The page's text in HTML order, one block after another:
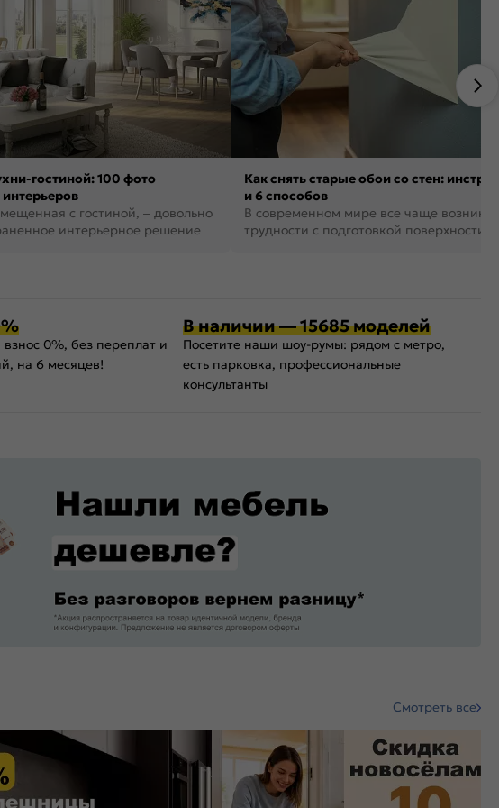
гостиной: 100 фото
с гостиной, – довольно
интерьерное решение в
Как снять старые обои со стен:
и 6 способов
В современном мире все чаще
трудности с подготовкой поверхности
0%, без переплат и
на 6 месяцев!
В наличии — 15685 моделей
Посетите наши шоу-румы: рядом с метро,
есть парковка, профессиональные
консультанты
Смотреть все